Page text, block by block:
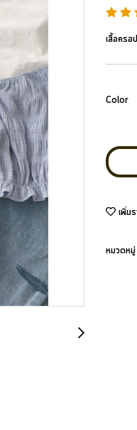
เสื้อครอป
Color
เพิ่ม
หมวดห